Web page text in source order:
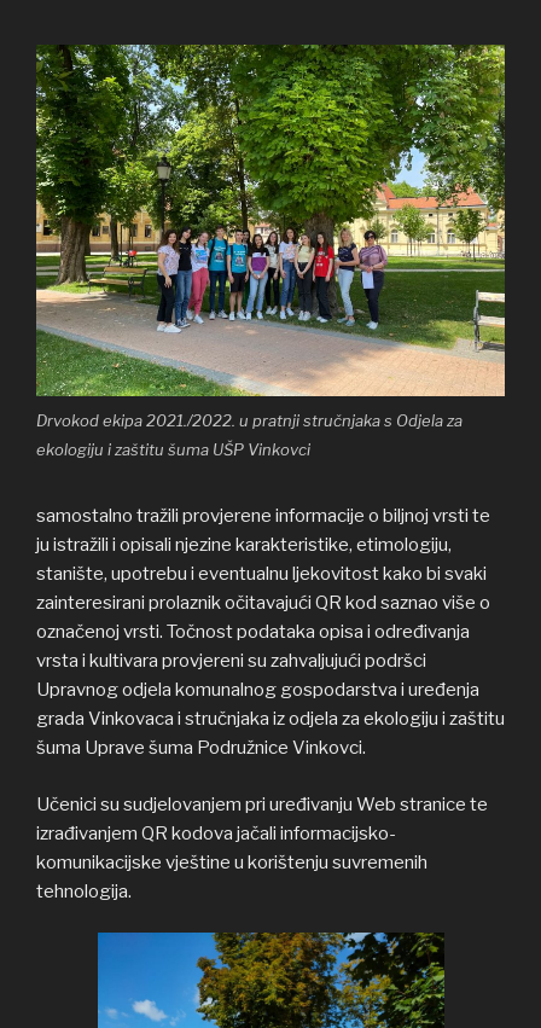
Drvokod ekipa 2021./2022. u pratnji stručnjaka s Odjela za
ekologiju i zaštitu šuma UŠP Vinkovci
samostalno tražili provjerene informacije o biljnoj vrsti te
ju istražili i opisali njezine karakteristike, etimologiju,
stanište, upotrebu i eventualnu ljekovitost kako bi svaki
zainteresirani prolaznik očitavajući QR kod saznao više o
označenoj vrsti. Točnost podataka opisa i određivanja
vrsta i kultivara provjereni su zahvaljujući podršci
Upravnog odjela komunalnog gospodarstva i uređenja
grada Vinkovaca i stručnjaka iz odjela za ekologiju i zaštitu
šuma Uprave šuma Podružnice Vinkovci.
Učenici su sudjelovanjem pri uređivanju Web stranice te
izrađivanjem QR kodova jačali informacijsko-
komunikacijske vještine u korištenju suvremenih
tehnologija.